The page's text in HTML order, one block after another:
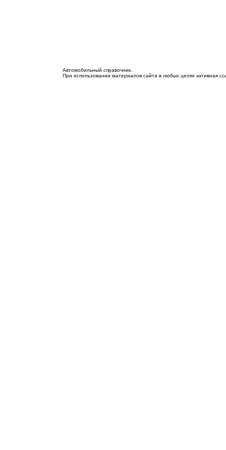
Автомобильный справочник.
При использовании материалов сайта в любых целях активная